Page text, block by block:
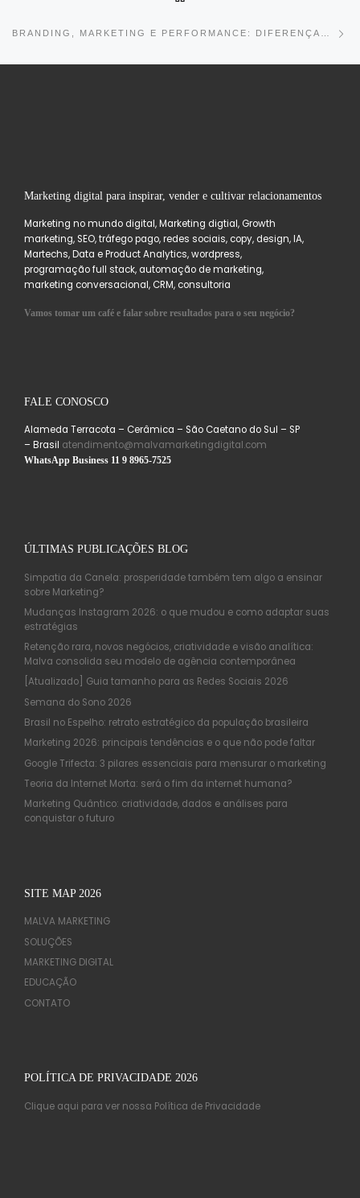
Marketing digital para inspirar, vender e cultivar relacionamentos
Marketing no mundo digital, Marketing digtial, Growth
marketing, SEO, tráfego pago, redes sociais, copy, design, IA,
Martechs, Data e Product Analytics, wordpress,
programação full stack, automação de marketing,
marketing conversacional, CRM, consultoria
Vamos tomar um café e falar sobre resultados para o seu negócio?
FALE CONOSCO
Alameda Terracota – Cerâmica – São Caetano do Sul – SP
– Brasil atendimento@malvamarketingdigital.com
WhatsApp Business 11 9 8965-7525
ÚLTIMAS PUBLICAÇÕES BLOG
Simpatia da Canela: prosperidade também tem algo a ensinar
sobre Marketing?
Mudanças Instagram 2026: o que mudou e como adaptar suas
estratégias
Retenção rara, novos negócios, criatividade e visão analítica:
Malva consolida seu modelo de agência contemporânea
[Atualizado] Guia tamanho para as Redes Sociais 2026
Semana do Sono 2026
Brasil no Espelho: retrato estratégico da população brasileira
Marketing 2026: principais tendências e o que não pode faltar
Google Trifecta: 3 pilares essenciais para mensurar o marketing
Teoria da Internet Morta: será o fim da internet humana?
Marketing Quântico: criatividade, dados e análises para
conquistar o futuro
SITE MAP 2026
MALVA MARKETING
SOLUÇÕES
MARKETING DIGITAL
EDUCAÇÃO
CONTATO
POLÍTICA DE PRIVACIDADE 2026
Clique aqui para ver nossa Política de Privacidade